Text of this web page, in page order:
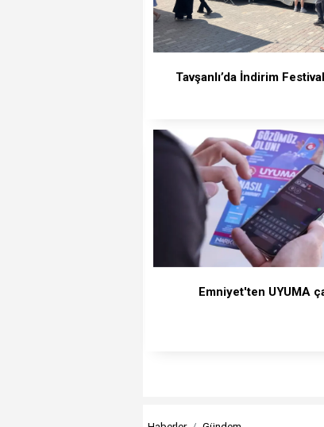
Tavşanlı’da İndirim
Emniyet'ten UYUMA